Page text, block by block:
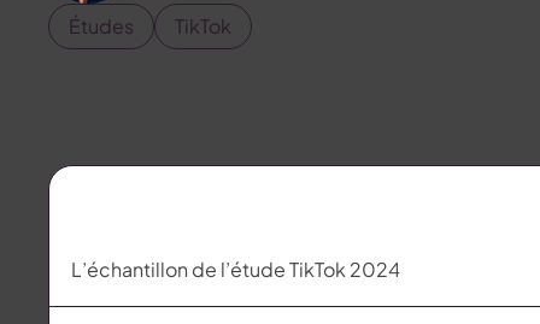
Études
TikTok
L’échantillon de l’étude TikTok 2024